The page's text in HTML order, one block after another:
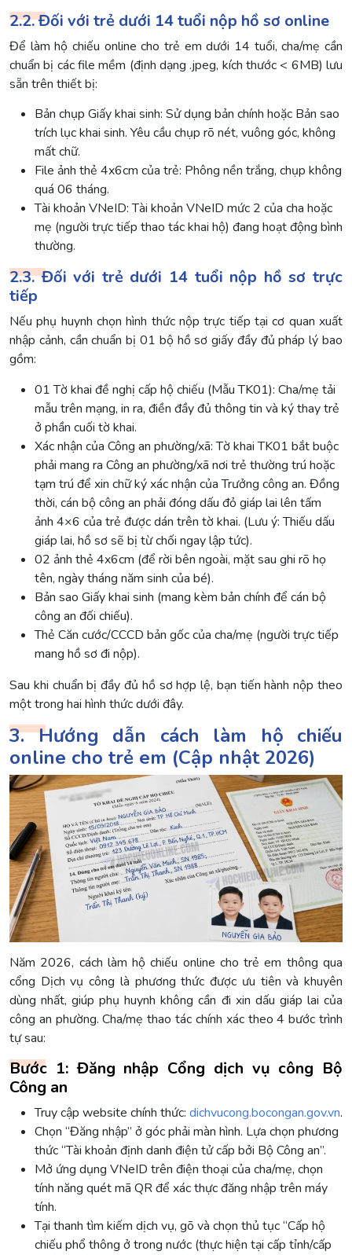
2.2. Đối với trẻ dưới 14 tuổi nộp hồ sơ online
Để làm hộ chiếu online cho trẻ em dưới 14 tuổi, cha/mẹ cần
chuẩn bị các file mềm (định dạng .jpeg, kích thước < 6MB) lưu
sẵn trên thiết bị:
Bản chụp Giấy khai sinh: Sử dụng bản chính hoặc Bản sao
trích lục khai sinh. Yêu cầu chụp rõ nét, vuông góc, không
mất chữ.
File ảnh thẻ 4x6cm của trẻ: Phông nền trắng, chụp không
quá 06 tháng.
Tài khoản VNeID: Tài khoản VNeID mức 2 của cha hoặc
mẹ (người trực tiếp thao tác khai hộ) đang hoạt động bình
thường.
2.3. Đối với trẻ dưới 14 tuổi nộp hồ sơ trực
tiếp
Nếu phụ huynh chọn hình thức nộp trực tiếp tại cơ quan xuất
nhập cảnh, cần chuẩn bị 01 bộ hồ sơ giấy đầy đủ pháp lý bao
gồm:
01 Tờ khai đề nghị cấp hộ chiếu (Mẫu TK01): Cha/mẹ tải
mẫu trên mạng, in ra, điền đầy đủ thông tin và ký thay trẻ
ở phần cuối tờ khai.
Xác nhận của Công an phường/xã: Tờ khai TK01 bắt buộc
phải mang ra Công an phường/xã nơi trẻ thường trú hoặc
tạm trú để xin chữ ký xác nhận của Trưởng công an. Đồng
thời, cán bộ công an phải đóng dấu đỏ giáp lai lên tấm
ảnh 4×6 của trẻ được dán trên tờ khai. (Lưu ý: Thiếu dấu
giáp lai, hồ sơ sẽ bị từ chối ngay lập tức).
02 ảnh thẻ 4x6cm (để rời bên ngoài, mặt sau ghi rõ họ
tên, ngày tháng năm sinh của bé).
Bản sao Giấy khai sinh (mang kèm bản chính để cán bộ
công an đối chiếu).
Thẻ Căn cước/CCCD bản gốc của cha/mẹ (người trực tiếp
mang hồ sơ đi nộp).
Sau khi chuẩn bị đầy đủ hồ sơ hợp lệ, bạn tiến hành nộp theo
một trong hai hình thức dưới đây.
3. Hướng dẫn cách làm hộ chiếu
online cho trẻ em (Cập nhật 2026)
Năm 2026, cách làm hộ chiếu online cho trẻ em thông qua
cổng Dịch vụ công là phương thức được ưu tiên và khuyên
dùng nhất, giúp phụ huynh không cần đi xin dấu giáp lai của
công an phường. Cha/mẹ thao tác chính xác theo 4 bước trình
tự sau:
Bước 1: Đăng nhập Cổng dịch vụ công Bộ
Công an
Truy cập website chính thức: dichvucong.bocongan.gov.vn.
Chọn “Đăng nhập” ở góc phải màn hình. Lựa chọn phương
thức “Tài khoản định danh điện tử cấp bởi Bộ Công an”.
Mở ứng dụng VNeID trên điện thoại của cha/mẹ, chọn
tính năng quét mã QR để xác thực đăng nhập trên máy
tính.
Tại thanh tìm kiếm dịch vụ, gõ và chọn thủ tục “Cấp hộ
chiếu phổ thông ở trong nước (thực hiện tại cấp tỉnh/cấp